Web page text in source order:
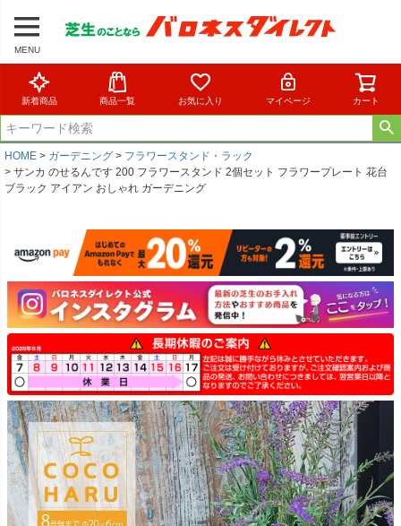
MENU
新着商品 商品一覧 お気に入り マイページ カート
HOME ガーデニング
フラワースタンド・ラック
サンカ のせるんです 200 フラワースタンド 2個セット フラワープレート 花台
ブラック アイアン おしゃれ ガーデニング